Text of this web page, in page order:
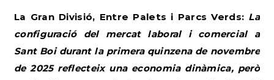
La Gran Divisió, Entre Palets i Parcs Verds: La
configuració del mercat laboral i comercial a
Sant Boi durant la primera quinzena de novembre
de 2025 reflecteix una economia dinàmica, però